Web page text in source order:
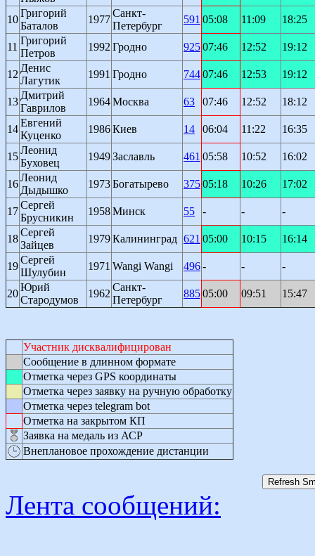
10
Григорий
Баталов
1977
Санкт-
Петербург
591 05:08 11:09 18:25
11
Григорий
Петров
1992 Гродно 92507:46 12:52 19:12
12
Денис
Лагутик
1991 Гродно 74407:46 12:53 19:12
13
Дмитрий
Гаврилов
1964Москва 63 07:46 12:52 18:12
14
Евгений
Куценко
1986Киев 14 06:04 11:22 16:35
15
Леонид
Буховец
1949Заславль 461 05:58 10:52 16:02
16
Леонид
Дыдышко
1973Богатырево 37505:18 10:26 17:02
17
Сергей
Брусникин
1958Минск 55 - - -
18
Сергей
Зайцев
1979Калининград 621 05:00 10:15 16:14
19
Сергей
Шулубин
1971 Wangi Wangi 496- - -
20
Юрий
Стародумов
1962
Санкт-
Петербург
88505:00 09:51 15:47
Участник дисквалифицирован
Сообщение в длинном формате
Отметка через GPS координаты
Отметка через заявку на ручную обработку
Отметка через telegram bot
Отметка на закрытом КП
Заявка на медаль из АСР
Внеплановое прохождение дистанции
Лента сообщений: